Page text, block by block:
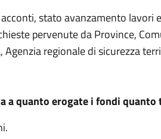
stato avanzamento lavori
pervenute da Province,
Agenzia regionale di sicurezza
a quanto erogate i fondi quanto